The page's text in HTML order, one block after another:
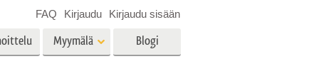
Myymälä Blogi
FAQ Kirjaudu Kirjaudu sisään